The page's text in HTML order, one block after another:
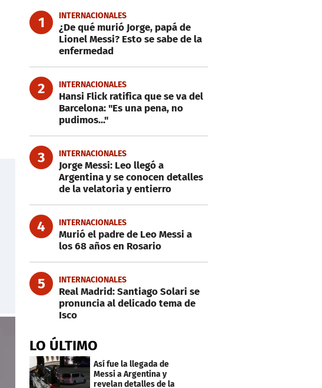
1 INTERNACIONALES
¿De qué murió Jorge, papá de
Lionel Messi? Esto se sabe de la
enfermedad
2 INTERNACIONALES
Hansi Flick ratifica que se va del
Barcelona: "Es una pena, no
pudimos..."
3 INTERNACIONALES
Jorge Messi: Leo llegó a
Argentina y se conocen detalles
de la velatoria y entierro
4 INTERNACIONALES
Murió el padre de Leo Messi a
los 68 años en Rosario
5 INTERNACIONALES
Real Madrid: Santiago Solari se
pronuncia al delicado tema de
Isco
LO ÚLTIMO
Así fue la llegada de
Messi a Argentina y
revelan detalles de la